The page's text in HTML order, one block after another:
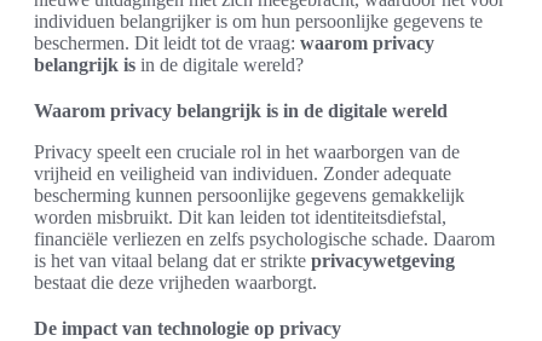
individuen belangrijker is om hun persoonlijke gegevens te
beschermen. Dit leidt tot de vraag: waarom privacy
belangrijk is in de digitale wereld?
Waarom privacy belangrijk is in de digitale wereld
Privacy speelt een cruciale rol in het waarborgen van de
vrijheid en veiligheid van individuen. Zonder adequate
bescherming kunnen persoonlijke gegevens gemakkelijk
worden misbruikt. Dit kan leiden tot identiteitsdiefstal,
financiële verliezen en zelfs psychologische schade. Daarom
is het van vitaal belang dat er strikte privacywetgeving
bestaat die deze vrijheden waarborgt.
De impact van technologie op privacy